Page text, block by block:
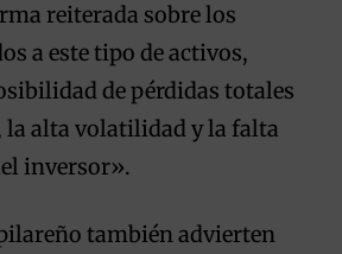
reiterada sobre los
a este tipo de activos,
de pérdidas totales
la alta volatilidad y la falta
inversor».
pilareño también advierten